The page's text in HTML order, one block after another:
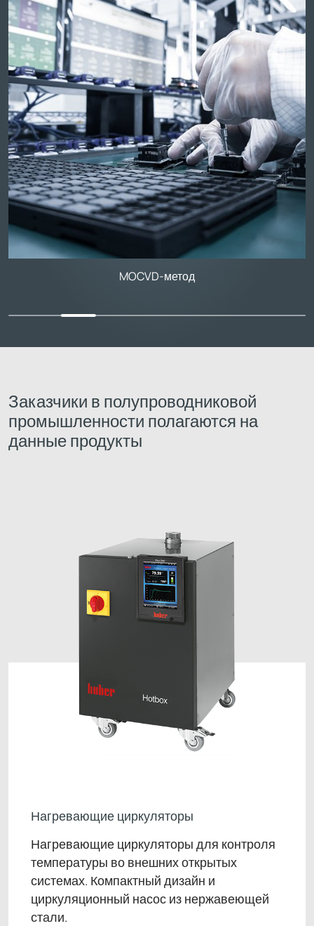
MOCVD-метод
Заказчики в полупроводниковой
промышленности полагаются на
данные продукты
Нагревающие циркуляторы
Нагревающие циркуляторы для контроля
температуры во внешних открытых
системах. Компактный дизайн и
циркуляционный насос из нержавеющей
стали.